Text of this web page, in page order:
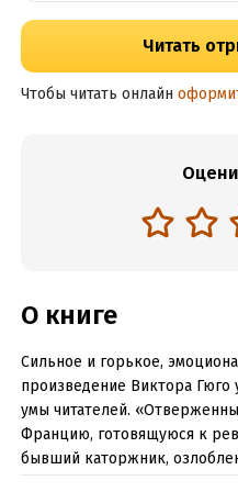
Читать
Чтобы читать онлайн
О книге
Сильное и горькое,
произведение Виктора
умы читателей.
Францию, готовящуюся к
бывший каторжник,